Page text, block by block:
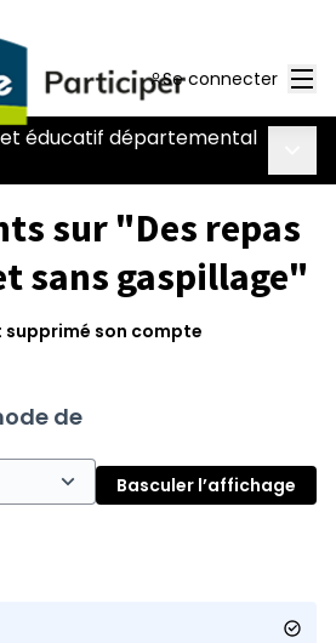
Se connecter
éducatif départemental
sur "Des repas
sans gaspillage"
son compte
de
Basculer l’affichage